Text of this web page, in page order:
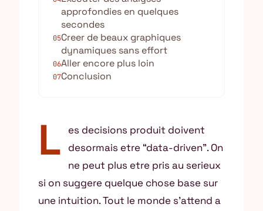
approfondies en quelques
secondes
05Creer de beaux graphiques
dynamiques sans effort
06Aller encore plus loin
07Conclusion
L
es decisions produit doivent
desormais etre “data-driven”. On
ne peut plus etre pris au serieux
si on suggere quelque chose base sur
une intuition. Tout le monde s’attend a